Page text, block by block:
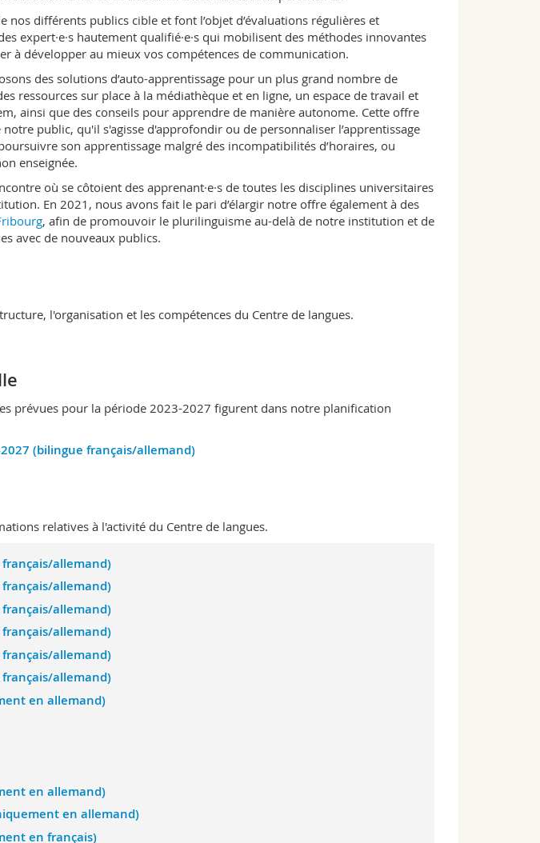
nos différents publics cible et font l’objet d’évaluations régulières et
expert·e·s hautement qualifié·e·s qui mobilisent des méthodes innovantes
à développer au mieux vos compétences de communication.
des solutions d’auto-apprentissage pour un plus grand nombre de
ressources sur place à la médiathèque et en ligne, un espace de travail et
ainsi que des conseils pour apprendre de manière autonome. Cette offre
public, qu'il s'agisse d'approfondir ou de personnaliser l’apprentissage
son apprentissage malgré des incompatibilités d’horaires, ou
enseignée.
où se côtoient des apprenant·e·s de toutes les disciplines universitaires
En 2021, nous avons fait le pari d’élargir notre offre également à des
, afin de promouvoir le plurilinguisme au-delà de notre institution et de
avec de nouveaux publics.
l'organisation et les compétences du Centre de langues.
prévues pour la période 2023-2027 figurent dans notre planification
(bilingue français/allemand)
relatives à l'activité du Centre de langues.
allemand)
allemand)
allemand)
allemand)
allemand)
allemand)
en allemand)
en allemand)
en allemand)
en français)